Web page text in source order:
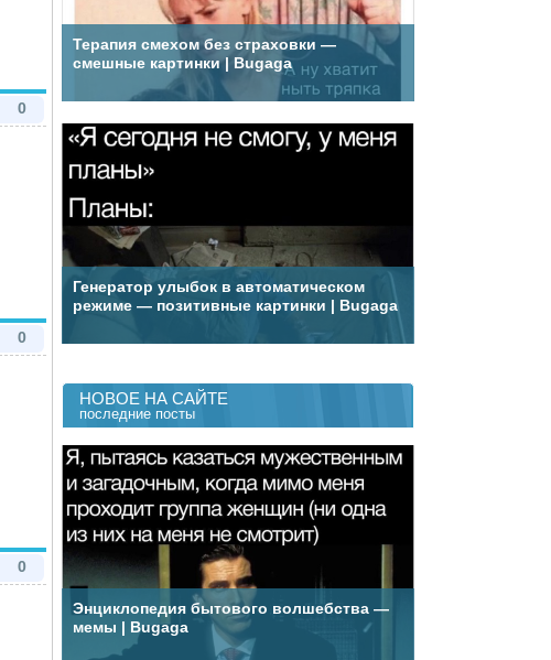
0
0
0
Терапия смехом без страховки —
смешные картинки | Bugaga
Генератор улыбок в автоматическом
режиме — позитивные картинки | Bugaga
НОВОЕ НА САЙТЕ
последние посты
Энциклопедия бытового волшебства —
мемы | Bugaga